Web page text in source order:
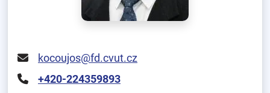
kocoujos@fd.cvut.cz
+420-224359893